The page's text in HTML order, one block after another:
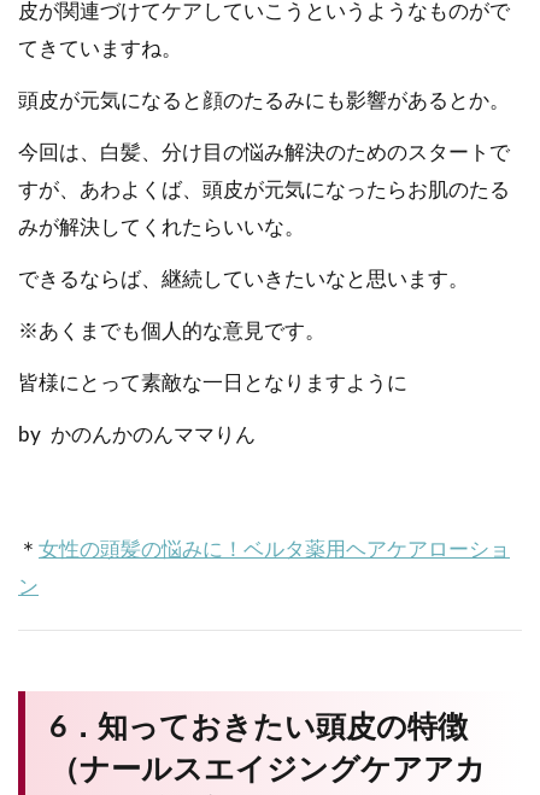
皮が関連づけてケアしていこうというようなものがで
てきていますね。
頭皮が元気になると顔のたるみにも影響があるとか。
今回は、白髪、分け目の悩み解決のためのスタートで
すが、あわよくば、頭皮が元気になったらお肌のたる
みが解決してくれたらいいな。
できるならば、継続していきたいなと思います。
※あくまでも個人的な意見です。
皆様にとって素敵な一日となりますように
by かのんかのんママりん
＊ 女性の頭髪の悩みに！ベルタ薬用ヘアケアローショ
ン
6．知っておきたい頭皮の特徴
（ナールスエイジングケアアカ